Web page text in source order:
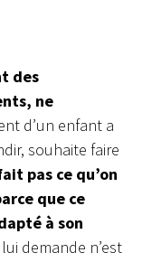
des
ne
d’un enfant a
souhaite faire
pas ce qu’on
que ce
à son
demande n’est